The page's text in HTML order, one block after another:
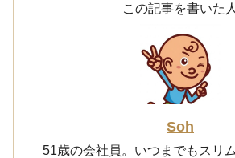
この記事を書いた人
Soh
51歳の会社員。いつまでもスリ